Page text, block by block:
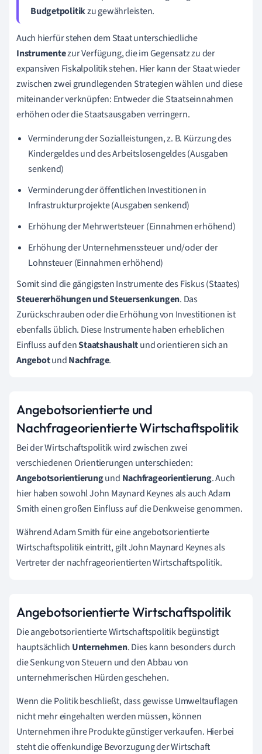
Budgetpolitikzu gewährleisten.
Auch hierfür stehen dem Staat unterschiedliche
Instrumentezur Verfügung, die im Gegensatz zu der
expansiven Fiskalpolitik stehen. Hier kann der Staat wieder
zwischen zwei grundlegenden Strategien wählen und diese
miteinander verknüpfen: Entweder die Staatseinnahmen
erhöhen oder die Staatsausgaben verringern.
Verminderung der Sozialleistungen, z. B. Kürzung des
Kindergeldes und des Arbeitslosengeldes (Ausgaben
senkend)
Verminderung der öffentlichen Investitionen in
Infrastrukturprojekte (Ausgaben senkend)
Erhöhung der Mehrwertsteuer (Einnahmen erhöhend)
Erhöhung der Unternehmenssteuer und/oder der
Lohnsteuer (Einnahmen erhöhend)
Somit sind die gängigsten Instrumente des Fiskus (Staates)
Steuererhöhungen und Steuersenkungen. Das
Zurückschrauben oder die Erhöhung von Investitionen ist
ebenfalls üblich. Diese Instrumente haben erheblichen
Einfluss auf denStaatshaushaltund orientieren sich an
AngebotundNachfrage.
Angebotsorientierte und
Nachfrageorientierte Wirtschaftspolitik
Bei der Wirtschaftspolitik wird zwischen zwei
verschiedenen Orientierungen unterschieden:
Angebotsorientierungund Nachfrageorientierung. Auch
hier haben sowohl John Maynard Keynes als auch Adam
Smith einen großen Einfluss auf die Denkweise genommen.
Während Adam Smith für eine angebotsorientierte
Wirtschaftspolitik eintritt, gilt John Maynard Keynes als
Vertreter der nachfrageorientierten Wirtschaftspolitik.
Angebotsorientierte Wirtschaftspolitik
Die angebotsorientierte Wirtschaftspolitik begünstigt
hauptsächlich Unternehmen. Dies kann besonders durch
die Senkung von Steuern und den Abbau von
unternehmerischen Hürden geschehen.
Wenn die Politik beschließt, dass gewisse Umweltauflagen
nicht mehr eingehalten werden müssen, können
Unternehmen ihre Produkte günstiger verkaufen. Hierbei
steht die offenkundige Bevorzugung der Wirtschaft